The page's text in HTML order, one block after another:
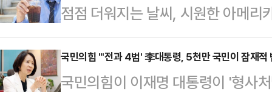
해 들어 급속도로 확산하고 있다.지
취…
카터를 신임 CEO로 선임했다고
성과 조직 안정성을 강화하기 위한
이비스 선임 독립 이사는 "피털링
동안 전략과 조직문화, 장기적 경쟁
점점 더워지는 날씨, 시원한 아메리
나 시럽을 넣지 않은 아메리카노 한
결과가 나왔다.16일 한국지질·동
2024'에 따르면 국민건강영양조
국민의힘 "'전과 4범' 李대통령, 5천만 국민이 잠재적
국민의힘이 이재명 대통령이 '형사